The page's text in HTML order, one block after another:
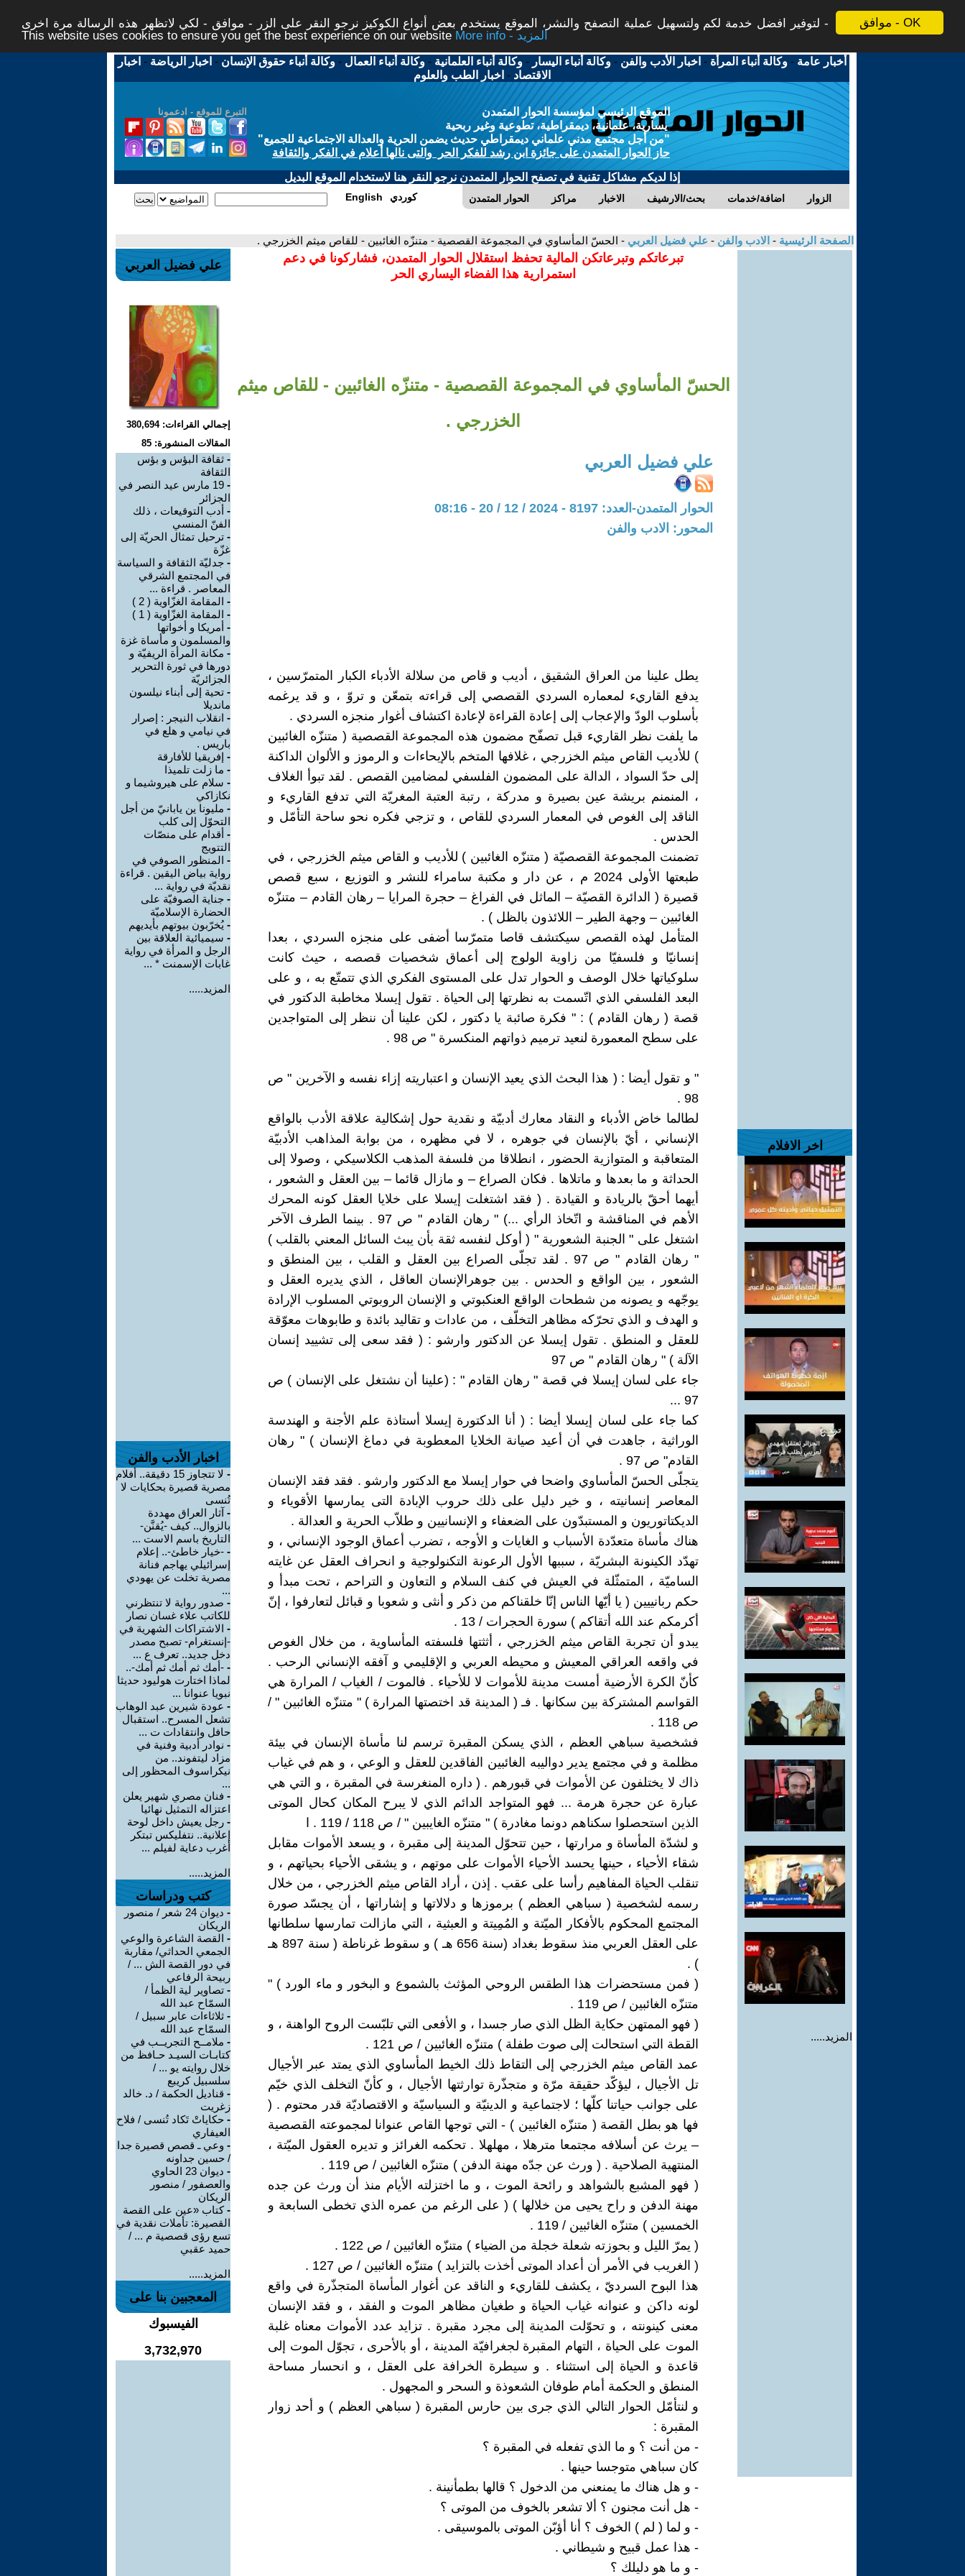
موافق - OK
لتوفير افضل خدمة لكم ولتسهيل عملية التصفح والنشر، الموقع يستخدم بعض أنواع الكوكيز نرجو النقر على الزر - موافق - لكي لاتظهر هذه الرسالة مرة اخرى -
This website uses cookies to ensure you get the best experience on our website
More info - المزيد
أخبار عامة -وكالة أنباء المرأة - اخبار الأدب والفن -وكالة أنباء اليسار -وكالة أنباء العلمانية -وكالة أنباء العمال -وكالة أنباء حقوق الإنسان - اخبار الرياضة - اخبار
الاقتصاد - اخبار الطب والعلوم
التبرع للموقع - ادعمونا
الموقع الرئيسي لمؤسسة الحوار المتمدن
يسارية، علمانية، ديمقراطية، تطوعية وغير ربحية
"من أجل مجتمع مدني علماني ديمقراطي حديث يضمن الحرية والعدالة الاجتماعية للجميع"
حاز الحوار المتمدن على جائزة ابن رشد للفكر الحر والتى نالها أعلام في الفكر والثقافة
إذا لديكم مشاكل تقنية في تصفح الحوار المتمدن نرجو النقر هنا لاستخدام الموقع البديل
الحوار المتمدن مراكز الاخبار بحث/الارشيف اضافة/خدمات الزوار English كوردي
الصفحة الرئيسية - الادب والفن - علي فضيل العربي - الحسّ المأساوي في المجموعة القصصية - متنزّه الغائبين - للقاص ميثم الخزرجي .
اخر الافلام
المزيد.....
تبرعاتكم وتبرعاتكن المالية تحفظ استقلال الحوار المتمدن، فشاركونا في دعم
استمرارية هذا الفضاء اليساري الحر
الحسّ المأساوي في المجموعة القصصية - متنزّه الغائبين - للقاص ميثم
الخزرجي .
علي فضيل العربي
الحوار المتمدن-العدد: 8197 - 2024 / 12 / 20 - 08:16
المحور: الادب والفن
يطل علينا من العراق الشقيق ، أديب و قاص من سلالة الأدباء الكبار المتمرّسين ،
يدفع القاريء لمعماره السردي القصصي إلى قراءته بتمعّن و تروّ ، و قد يرغمه
بأسلوب الودّ والإعجاب إلى إعادة القراءة لإعادة اكتشاف أغوار منجزه السردي .
ما يلفت نظر القاريء قبل تصفّح مضمون هذه المجموعة القصصية ( متنزّه الغائبين
) للأديب القاص ميثم الخزرجي ، غلافها المتخم بالإيحاءات و الرموز و الألوان الداكنة
إلى حدّ السواد ، الدالة على المضمون الفلسفي لمضامين القصص . لقد تبوأ الغلاف
، المنمنم بريشة عين بصيرة و مدركة ، رتبة العتبة المغريّة التي تدفع القاريء و
الناقد إلى الغوص في المعمار السردي للقاص ، و تزجي فكره نحو ساحة التأمّل و
الحدس .
تضمنت المجموعة القصصيّة ( متنزّه الغائبين ) للأديب و القاص ميثم الخزرجي ، في
طبعتها الأولى 2024 م ، عن دار و مكتبة سامراء للنشر و التوزيع ، سبع قصص
قصيرة ( الدائرة القصيّة – الماثل في الفراغ – حجرة المرايا – رهان القادم – متنزّه
الغائبين – وجهة الطير – اللائذون بالظل ) .
المتأمل لهذه القصص سيكتشف قاصا متمرّسا أضفى على منجزه السردي ، بعدا
إنسانيّا و فلسفيّا من زاوية الولوج إلى أعماق شخصيات قصصه ، حيث كانت
سلوكياتها خلال الوصف و الحوار تدل على المستوى الفكري الذي تتمتّع به ، و على
البعد الفلسفي الذي اتّسمت به نظرتها إلى الحياة . تقول إيسلا مخاطبة الدكتور في
قصة ( رهان القادم ) : " فكرة صائبة يا دكتور ، لكن علينا أن ننظر إلى المتواجدين
على سطح المعمورة لنعيد ترميم ذواتهم المنكسرة " ص 98 .
" و تقول أيضا : ( هذا البحث الذي يعيد الإنسان و اعتباريته إزاء نفسه و الآخرين " ص
98 .
لطالما خاض الأدباء و النقاد معارك أدبيّة و نقدية حول إشكالية علاقة الأدب بالواقع
الإنساني ، أيّ بالإنسان في جوهره ، لا في مظهره ، من بوابة المذاهب الأدبيّة
المتعاقبة و المتوازية الحضور ، انطلاقا من فلسفة المذهب الكلاسيكي ، وصولا إلى
الحداثة و ما بعدها و ماتلاها . فكان الصراع – و مازال قائما – بين العقل و الشعور ،
أيهما أحقّ بالريادة و القيادة . ( فقد اشتغلت إيسلا على خلايا العقل كونه المحرك
الأهم في المناقشة و اتّخاذ الرأي ...) " رهان القادم " ص 97 . بينما الطرف الآخر
اشتغل على " الجنبة الشعورية " ( أوكل لنفسه ثقة بأن يبث السائل المعني بالقلب )
" رهان القادم " ص 97 . لقد تجلّى الصراع بين العقل و القلب ، بين المنطق و
الشعور ، بين الواقع و الحدس . بين جوهرالإنسان العاقل ، الذي يديره العقل و
يوجّهه و يصونه من شطحات الواقع العنكبوتي و الإنسان الروبوتي المسلوب الإرادة
و الهدف و الذي تحرّكه مظاهر التخلّف ، من عادات و تقاليد بائدة و طابوهات معوّقة
للعقل و المنطق . تقول إيسلا عن الدكتور وارشو : ( فقد سعى إلى تشييد إنسان
الآلة ) " رهان القادم " ص 97
جاء على لسان إيسلا في قصة " رهان القادم " : (علينا أن نشتغل على الإنسان ) ص
97 ...
كما جاء على لسان إيسلا أيضا : ( أنا الدكتورة إيسلا أستاذة علم الأجنة و الهندسة
الوراثية ، جاهدت في أن أعيد صيانة الخلايا المعطوبة في دماغ الإنسان ) " رهان
القادم" ص 97 .
يتجلّى الحسّ المأساوي واضحا في حوار إيسلا مع الدكتور وارشو . فقد فقد الإنسان
المعاصر إنسانيته ، و خير دليل على ذلك حروب الإبادة التى يمارسها الأقوياء و
الديكتاتوريون و المستبدّون على الضعفاء و الإنسانيين و طلاّب الحرية و العدالة .
هناك مأساة متعدّدة الأسباب و الغايات و الأوجه ، تضرب أعماق الوجود الإنساني ، و
تهدّد الكينونة البشريّة ، سببها الأول الرعونة التكنولوجية و انحراف العقل عن غايته
الساميّة ، المتمثّلة في العيش في كنف السلام و التعاون و التراحم ، تحت مبدأ و
حكم ربانييين ( يا أيّها الناس إنّا خلقناكم من ذكر و أنثى و شعوبا و قبائل لتعارفوا ، إنّ
أكرمكم عند الله أتقاكم ) سورة الحجرات / 13 .
يبدو أن تجربة القاص ميثم الخزرجي ، أثثتها فلسفته المأساوية ، من خلال الغوص
في واقعه العراقي المعيش و محيطه العربي و الإقليمي و آفقه الإنساني الرحب .
كأنّ الكرة الأرضية أمست مدينة للأموات لا للأحياء . فالموت / الغياب / المرارة هي
القواسم المشتركة بين سكانها . فـ ( المدينة قد اختصتها المرارة ) " متنزّه الغائبين " /
ص 118 .
فشخصية سباهي العظم ، الذي يسكن المقبرة ترسم لنا مأساة الإنسان في بيئة
مظلمة و في مجتمع يدير دواليبه الغائبين الفاقدين للعقل و الوعي ، و هم في غياب
ذاك لا يختلفون عن الأموات في قبورهم . ( داره المنغرسة في المقبرة ، و التي هي
عبارة عن حجرة هرمة ... فهو المتواجد الدائم الذي لا يبرح المكان كحال الموتى
الذين استحصلوا سكناهم دونما مغادرة ) " متنزّه الغايبين " / ص 118 / 119 . ا
و لشدّة المأساة و مرارتها ، حين تتحوّل المدينة إلى مقبرة ، و يسعد الأموات مقابل
شقاء الأحياء ، حينها يحسد الأحياء الأموات على موتهم ، و يشقى الأحياء بحياتهم ، و
تنقلب الحياة المفاهيم رأسا على عقب . إذن ، أراد القاص ميثم الخزرجي ، من خلال
رسمه لشخصية ( سباهي العظم ) برموزها و دلالاتها و إشاراتها ، أن يجسّد صورة
المجتمع المحكوم بالأفكار الميّتة و المُمِيتة و العبثية ، التي مازالت تمارسها سلطانها
على العقل العربي منذ سقوط بغداد (سنة 656 هـ ) و سقوط غرناطة ( سنة 897 هـ
) .
( فمن مستحضرات هذا الطقس الروحي المؤثث بالشموع و البخور و ماء الورد ) "
متنزّه الغائبين / ص 119 .
( فهو الممتهن حكاية الظل الذي صار جسدا ، و الأفعى التي تلبّست الروح الواهنة ، و
القطة التي استحالت إلى صوت طفلة ) متنزّه الغائبين / ص 121 .
عمد القاص ميثم الخزرجي إلى التقاط ذلك الخيط المأساوي الذي يمتد عبر الأجيال
تل الأجيال ، ليؤكّد حقيقة مرّة و متجذّرة توارثتها الأجيال ، و كأنّ التخلف الذي خيّم
على جوانب حياتنا كلّها ؛ لاجتماعية و الدينيّة و السياسيّة و الاقتصاديّة قدر محتوم . (
فها هو بطل القصة ( متنزّه الغائبين ) - التي توجها القاص عنوانا لمجموعته القصصية
– يرث عن أسلافه مجتمعا مترهلا ، مهلهلا . تحكمه الغرائز و تديره العقول الميّتة ،
المنتهية الصلاحية . ( ورث عن جدّه مهنة الدفن ) متنزّه الغائبين / ص 119 .
( فهو المشبع بالشواهد و رائحة الموت ، و ما اختزلته الأيام منذ أن ورث عن جده
مهنة الدفن و راح يحيى من خلالها ) ( على الرغم من عمره الذي تخطى السابعة و
الخمسين ) متنزّه الغائبين / 119 .
( يمرّ الليل و بحوزته شعلة خجلة من الضياء ) متنزّه الغائبين / ص 122 .
( الغريب في الأمر أن أعداد الموتى أخذت بالتزايد ) متنزّه الغائبين / ص 127 .
هذا البوح السرديّ ، يكشف للقاريء و الناقد عن أغوار المأساة المتجذّرة في واقع
لونه داكن و عنوانه غياب الحياة و طغيان مظاهر الموت و الفقد ، و فقد الإنسان
معنى كينونته ، و تحوّلت المدينة إلى مجرد مقبرة . تزايد عدد الأموات معناه غلبة
الموت على الحياة ، التهام المقبرة لجغرافيّة المدينة ، أو بالأحرى ، تجوّل الموت إلى
قاعدة و الحياة إلى استثناء . و سيطرة الخرافة على العقل ، و انحسار مساحة
المنطق و الحكمة أمام طوفان الشعوذة و السحر و المجهول .
و لنتأمّل الحوار التالي الذي جرى بين حارس المقبرة ( سباهي العظم ) و أحد زوار
المقبرة :
- من أنت ؟ و ما الذي تفعله في المقبرة ؟
كان سباهي متوجسا حينها .
- و هل هناك ما يمنعني من الدخول ؟ قالها بطمأنينة .
- هل أنت مجنون ؟ ألا تشعر بالخوف من الموتى ؟
- و لما ( لم ) الخوف ؟ أنا أؤبّن الموتى بالموسيقى .
- هذا عمل قبيح و شيطاني .
- و ما هو دليلك ؟
علي فضيل العربي
إجمالي القراءات: 380,694
المقالات المنشورة: 85
- ثقافة البؤس و بؤس
الثقافة
-
19 مارس عيد النصر في
الجزائر
- أدب التوقيعات ، ذلك
الفنّ المنسي
- ترحيل تمثال الحريّة إلى
غزّة
- جدليّة الثقافة و السياسة
في المجتمع الشرقي
المعاصر . قراءة ...
- المقامة الغزّاوية ( 2 )
- المقامة الغزّاوية ( 1 )
- أمريكا و أخواتها
والمسلمون و مأساة غزة
- مكانة المرأة الريفيّة و
دورها في ثورة التحرير
الجزائريّة
- تحية إلى أبناء نيلسون
مانديلا
- انقلاب النيجر : إصرار
في نيامي و هلع في
باريس .
- إفريقيا للأفارقة
- ما زلت تلميذا
- سلام على هيروشيما و
نكازاكي
- مليونا ين يابانيّ من أجل
التحوّل إلى كلب
- أقدام على منصّات
التتويج
- المنظور الصوفي في
رواية بياض اليقين . قراءة
نقديّة في رواية ...
- جناية الصوفيّة على
الحضارة الإسلاميّة
- يُخرّبون بيوتهم بأيديهم
- سيميائية العلاقة بين
الرجل و المرأة في رواية
غابات الإسمنت * ...
المزيد.....
اخبار الأدب والفن
-
لا تتجاوز 15 دقيقة.. أفلام
مصرية قصيرة بحكايات لا
تُنسى
- آثار العراق مهددة
بالزوال.. كيف -يُقنَّن-
التاريخ باسم الاست ...
- -خيار خاطئ-.. إعلام
إسرائيلي يهاجم فنانة
مصرية تخلت عن يهودي
...
- صدور رواية لا تنتظرني
للكاتب علاء غسان نصار
- الاشتراكات الشهرية في
-إنستغرام- تصبح مصدر
دخل جديد.. تعرف ع ...
- -أمك ثم أمك ثم أمك-..
لماذا اختارت هوليود حديثا
نبويا عنوانا ...
- عودة شيرين عبد الوهاب
تشعل المسرح.. استقبال
حافل وانتقادات ت ...
- نوادر أدبية وفنية في
مزاد ليتفوند.. من
نيكراسوف المحظور إلى
...
- فنان مصري شهير يعلن
اعتزاله التمثيل نهائيا
- رجل يعيش داخل لوحة
إعلانية.. نتفليكس تبتكر
أغرب دعاية لفيلم ...
المزيد.....
كتب ودراسات
-
ديوان 24 شعر / منصور
الريكان
- القصة الشاعرة والوعي
الجمعي الحداثي/ مقاربة
في دور القصة الش ... /
ربيحة الرفاعي
- تصاوير لية الظمأ /
السمّاح عبد الله
- ثلاثاءات عابر سبيل /
السمّاح عبد الله
- ملامــح التجريــب في
كتابـات السيـد حـافظ من
خلال روايته يو ... /
سلسبيل كريبع
- قناديل الحكمة / د. خالد
زغريت
- حكاياتْ تَكاد تُنسى / فلاح
العيفاري
- وعي ـ قصص قصيرة جدا
/ حسين جداونه
-
ديوان 23 الحاوي
والعصفور / منصور
الريكان
-كتاب «عين على القصة
القصيرة: تأملات نقدية في
تسع رؤى قصصية م ... /
حميد عقبي
المزيد.....
المعجبين بنا على
الفيسبوك
3,732,970